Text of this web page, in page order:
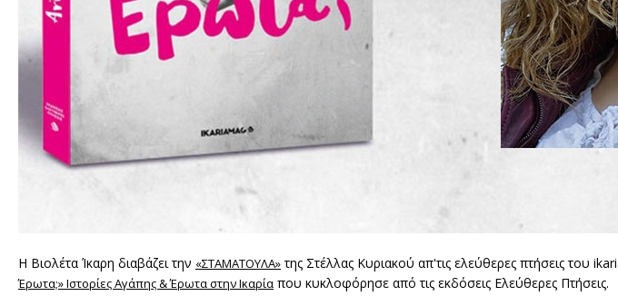
Η Βιολέτα Ίκαρη διαβάζει την «ΣΤΑΜΑΤΟΥΛΑ»της Στέλλας Κυριακού απ'τις ελεύθερες πτήσεις του
Έρωτα;» Ιστορίες Αγάπης & Έρωτα στην Ικαρία που κυκλοφόρησε από τις εκδόσεις Ελεύθερες Πτήσεις.